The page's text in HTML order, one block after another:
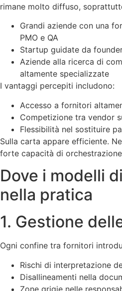
rimane molto diffuso,
Grandi aziende con una
PMO e QA
Startup guidate da
Aziende alla ricerca di
altamente specializzate
I vantaggi percepiti includono:
Accesso a fornitori
Competizione tra vendor
Flessibilità nel sostituire
Sulla carta appare efficiente.
forte capacità di
Dove i modelli
nella pratica
1. Gestione
Ogni confine tra fornitori
Rischi di interpretazione
Disallineamenti nella
Zone grigie nelle